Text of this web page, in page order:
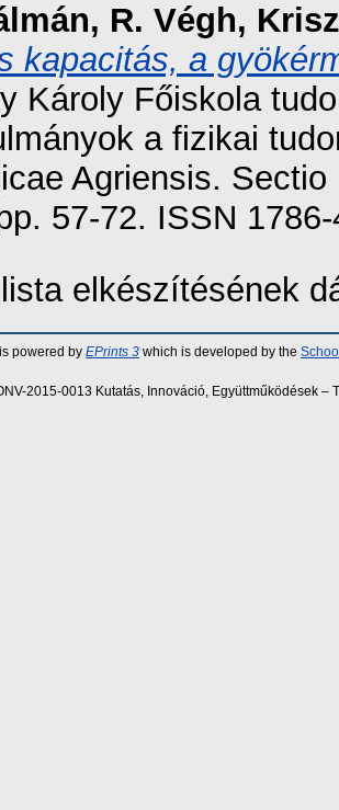
, R. Végh,
kapacitás, a
Károly Főiskola
a fizikai
Agriensis.
57-72. ISSN
elkészítésének
powered by EPrints 3 which is developed by the
2015-0013 Kutatás, Innováció, Együttműködések